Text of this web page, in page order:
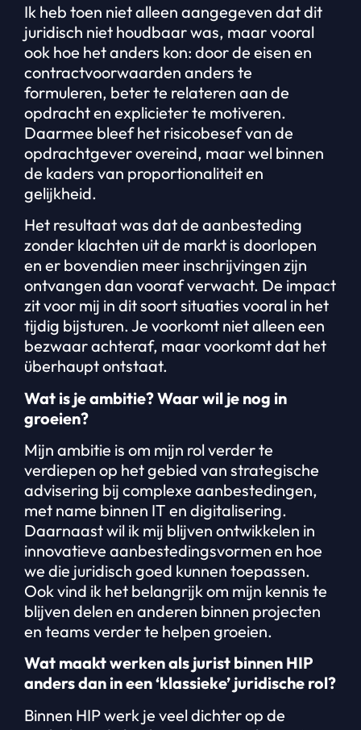
Ik heb toen niet alleen aangegeven dat dit
juridisch niet houdbaar was, maar vooral
ook hoe het anders kon: door de eisen en
contractvoorwaarden anders te
formuleren, beter te relateren aan de
opdracht en explicieter te motiveren.
Daarmee bleef het risicobesef van de
opdrachtgever overeind, maar wel binnen
de kaders van proportionaliteit en
gelijkheid.
Het resultaat was dat de aanbesteding
zonder klachten uit de markt is doorlopen
en er bovendien meer inschrijvingen zijn
ontvangen dan vooraf verwacht. De impact
zit voor mij in dit soort situaties vooral in het
tijdig bijsturen. Je voorkomt niet alleen een
bezwaar achteraf, maar voorkomt dat het
überhaupt ontstaat.
Wat is je ambitie? Waar wil je nog in
groeien?
Mijn ambitie is om mijn rol verder te
verdiepen op het gebied van strategische
advisering bij complexe aanbestedingen,
met name binnen IT en digitalisering.
Daarnaast wil ik mij blijven ontwikkelen in
innovatieve aanbestedingsvormen en hoe
we die juridisch goed kunnen toepassen.
Ook vind ik het belangrijk om mijn kennis te
blijven delen en anderen binnen projecten
en teams verder te helpen groeien.
Wat maakt werken als jurist binnen HIP
anders dan in een ‘klassieke’ juridische rol?
Binnen HIP werk je veel dichter op de